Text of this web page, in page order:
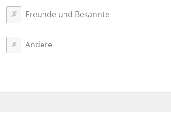
Freunde und Bekannte
Andere